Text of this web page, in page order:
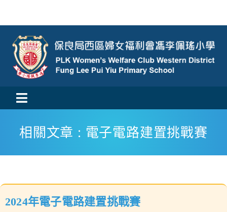
content
Toggle
Navigation
活動消息
校風及學生支援
相關文章 : 電子電路建置挑戰賽
2024年電子電路建置挑戰賽